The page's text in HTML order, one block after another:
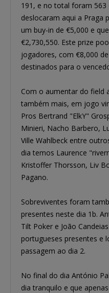
191, e no total foram 563
deslocaram aqui a Praga
um buy-in de €5,000 e
€2,730,550. Este prize
jogadores, com €8,000
destinados para o
Com o aumentar do field
também mais, em jogo
Pros Bertrand "ElkY"
Minieri, Nacho Barbero,
Ville Wahlbeck entre
dia temos Laurence
Kristoffer Thorsson, Liv
Pagano.
Sobreviventes foram
presentes neste dia 1b.
Tilt Poker e João
portugueses presentes e
passagem ao dia 2.
No final do dia António
dia tranquilo e que